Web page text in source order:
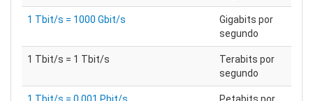
1 Tbit/s = 1000 Gbit/s
Gigabits por
segundo
1 Tbit/s = 1 Tbit/s
Terabits por
segundo